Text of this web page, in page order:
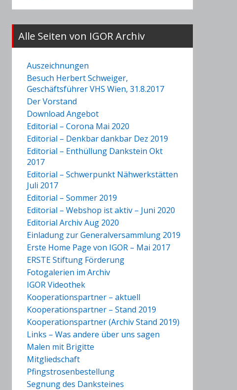
Alle Seiten von IGOR Archiv
Auszeichnungen
Besuch Herbert Schweiger,
Geschäftsführer VHS Wien, 31.8.2017
Der Vorstand
Download Angebot
Editorial – Corona Mai 2020
Editorial – Denkbar dankbar Dez 2019
Editorial – Enthüllung Dankstein Okt
2017
Editorial – Schwerpunkt Nähwerkstätten
Juli 2017
Editorial – Sommer 2019
Editorial – Webshop ist aktiv – Juni 2020
Editorial Archiv Aug 2020
Einladung zur Generalversammlung 2019
Erste Home Page von IGOR – Mai 2017
ERSTE Stiftung Förderung
Fotogalerien im Archiv
IGOR Videothek
Kooperationspartner – aktuell
Kooperationspartner – Stand 2019
Kooperationspartner (Archiv Stand 2019)
Links – Was andere über uns sagen
Malen mit Brigitte
Mitgliedschaft
Pfingstrosenbestellung
Segnung des Danksteines